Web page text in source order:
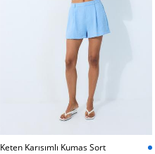
Keten Karısımlı Kumas Sort